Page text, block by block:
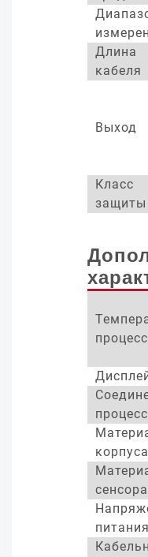
Длина
кабеля
Выход
Класс
защиты
корпуса
сенсора
питания